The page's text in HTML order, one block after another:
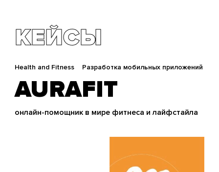
КЕЙСЫ
Health and Fitness Разработка мобильных приложений
онлайн-помощник в мире фитнеса и лайфстайла
AURAFIT